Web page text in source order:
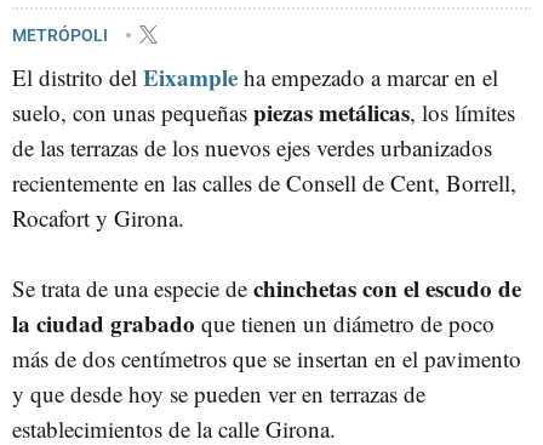
METRÓPOLI
El distrito del Eixample ha empezado a marcar en el
suelo, con unas pequeñas piezas metálicas, los límites
de las terrazas de los nuevos ejes verdes urbanizados
recientemente en las calles de Consell de Cent, Borrell,
Rocafort y Girona.
Se trata de una especie de chinchetas con el escudo de
la ciudad grabado que tienen un diámetro de poco
más de dos centímetros que se insertan en el pavimento
y que desde hoy se pueden ver en terrazas de
establecimientos de la calle Girona.